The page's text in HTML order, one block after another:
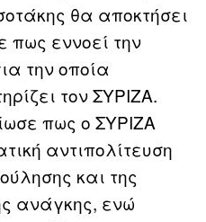
θα αποκτήσει
πως εννοεί την
την οποία
τον ΣΥΡΙΖΑ.
πως ο ΣΥΡΙΖΑ
αντιπολίτευση
και της
ανάγκης, ενώ